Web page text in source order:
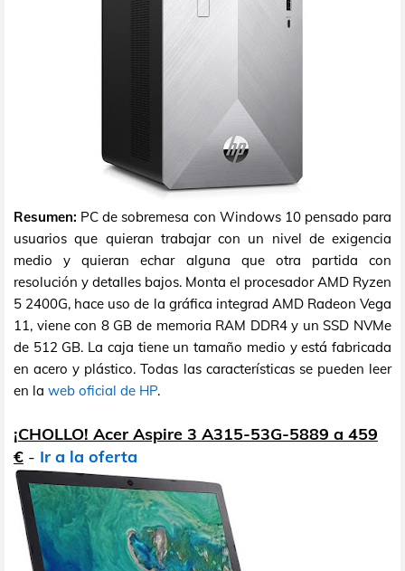
Resumen: PC de sobremesa con Windows 10 pensado para
usuarios que quieran trabajar con un nivel de exigencia
medio y quieran echar alguna que otra partida con
resolución y detalles bajos. Monta el procesador AMD Ryzen
5 2400G, hace uso de la gráfica integrad AMD Radeon Vega
11, viene con 8 GB de memoria RAM DDR4 y un SSD NVMe
de 512 GB. La caja tiene un tamaño medio y está fabricada
en acero y plástico. Todas las características se pueden leer
en la web oficial de HP.
¡CHOLLO! Acer Aspire 3 A315-53G-5889 a 459
€ - Ir a la oferta